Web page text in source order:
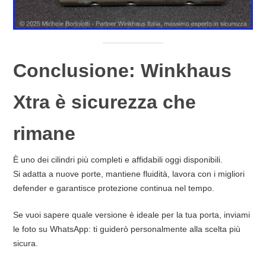
Conclusione: Winkhaus
Xtra è sicurezza che
rimane
È uno dei cilindri più completi e affidabili oggi disponibili.
Si adatta a nuove porte, mantiene fluidità, lavora con i migliori
defender e garantisce protezione continua nel tempo.
Se vuoi sapere quale versione è ideale per la tua porta, inviami
le foto su WhatsApp: ti guiderò personalmente alla scelta più
sicura.